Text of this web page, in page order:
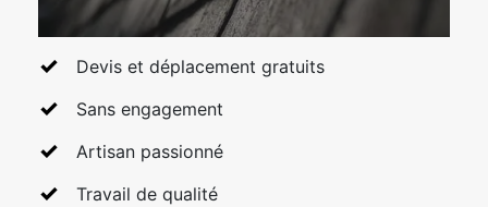
Devis et déplacement gratuits
Sans engagement
Artisan passionné
Travail de qualité